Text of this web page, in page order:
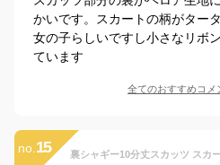
かいです。スカートの柄がター
女の子らしいですし小さなリボ
ています
全てのおすすめコメ
no. 15